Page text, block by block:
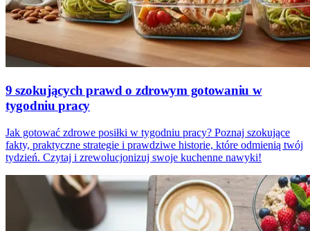
9 szokujących prawd o zdrowym gotowaniu w
tygodniu pracy
Jak gotować zdrowe posiłki w tygodniu pracy? Poznaj szokujące
fakty, praktyczne strategie i prawdziwe historie, które odmienią twój
tydzień. Czytaj i zrewolucjonizuj swoje kuchenne nawyki!